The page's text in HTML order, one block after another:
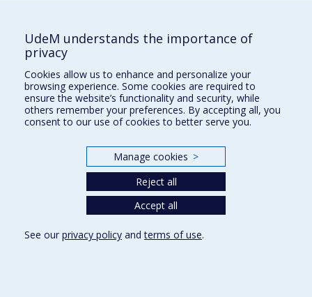
Téléchargez les logos de l'ESPUM
Privacy
UdeM understands the importance of
privacy
Cookies allow us to enhance and personalize your
browsing experience. Some cookies are required to
ensure the website’s functionality and security, while
others remember your preferences. By accepting all, you
consent to our use of cookies to better serve you.
Manage cookies >
Reject all
Accept all
See our privacy policy andterms of use.